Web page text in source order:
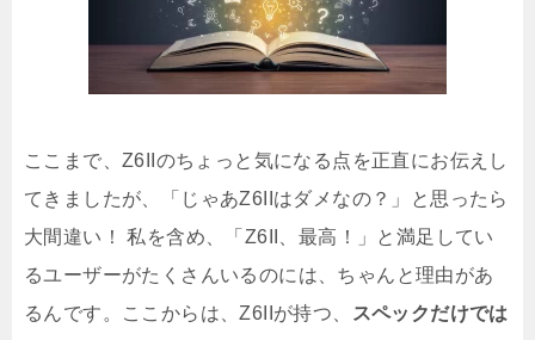
ここまで、Z6IIのちょっと気になる点を正直にお伝えし
てきましたが、「じゃあZ6IIはダメなの？」と思ったら
大間違い！ 私を含め、「Z6II、最高！」と満足してい
るユーザーがたくさんいるのには、ちゃんと理由があ
るんです。ここからは、Z6IIが持つ、
スペックだけでは